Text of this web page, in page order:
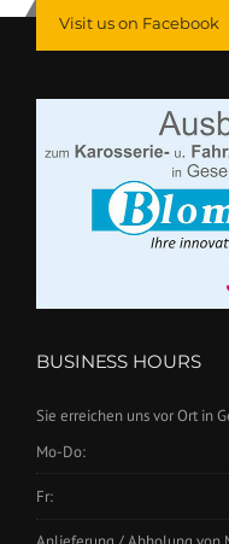
Visit us on Facebook
BUSINESS HOURS
Sie erreichen uns vor Ort in
Mo-Do:
Fr: